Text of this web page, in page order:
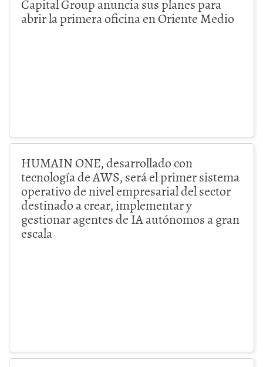
abrir la primera oficina en Oriente Medio
HUMAIN ONE, desarrollado con
tecnología de AWS, será el primer sistema
operativo de nivel empresarial del sector
destinado a crear, implementar y
gestionar agentes de IA autónomos a gran
escala